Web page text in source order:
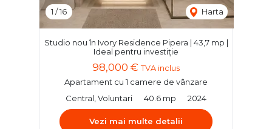
1 /16 Harta
Studio nou în Ivory Residence Pipera | 43,7 mp |
Ideal pentru investiție
98,000 € TVA inclus
Apartament cu 1 camere de vânzare
Central, Voluntari
40.6 mp 2024
Vezi mai multe detalii